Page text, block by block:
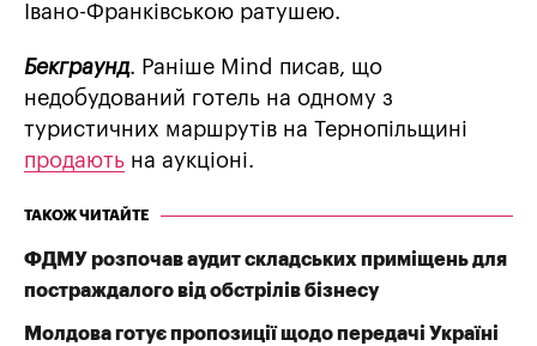
Івано-Франківською ратушею.
Бекграунд. Раніше Mind писав, що
недобудований готель на одному з
туристичних маршрутів на Тернопільщині
продають на аукціоні.
ТАКОЖ ЧИТАЙТЕ
ФДМУ розпочав аудит складських приміщень для
постраждалого від обстрілів бізнесу
Молдова готує пропозиції щодо передачі Україні